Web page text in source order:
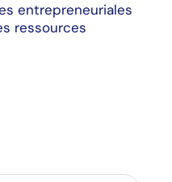
entrepreneuriales
ressources